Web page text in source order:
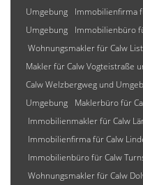
Umgebung
Immobilienfirma
Umgebung
Immobilienbüro
Wohnungsmakler für Calw
Makler für Calw Vogteistraße
Calw Welzbergweg und
Umgebung
Maklerbüro für
Immobilienmakler für Calw
Immobilienfirma für Calw
Immobilienbüro für Calw
Wohnungsmakler für Calw